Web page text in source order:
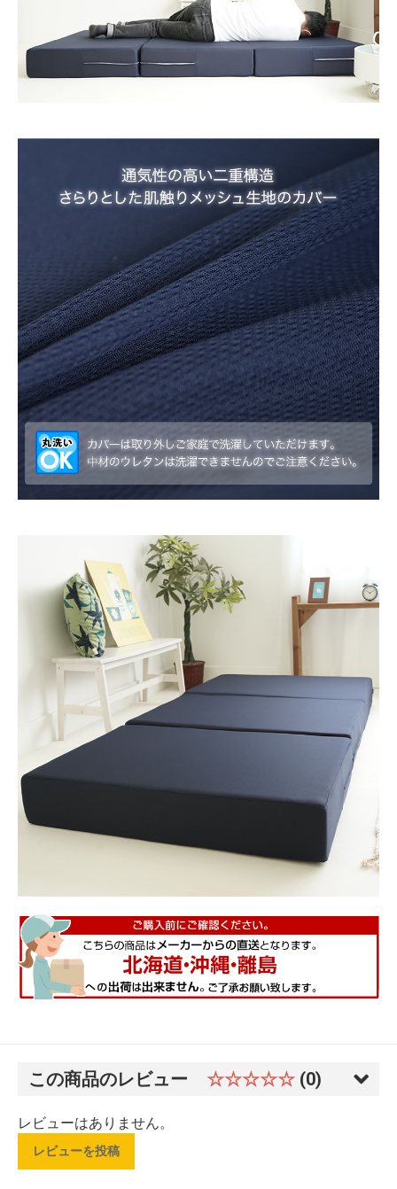
この商品のレビュー ☆☆☆☆☆ (0)
レビューはありません。
レビューを投稿